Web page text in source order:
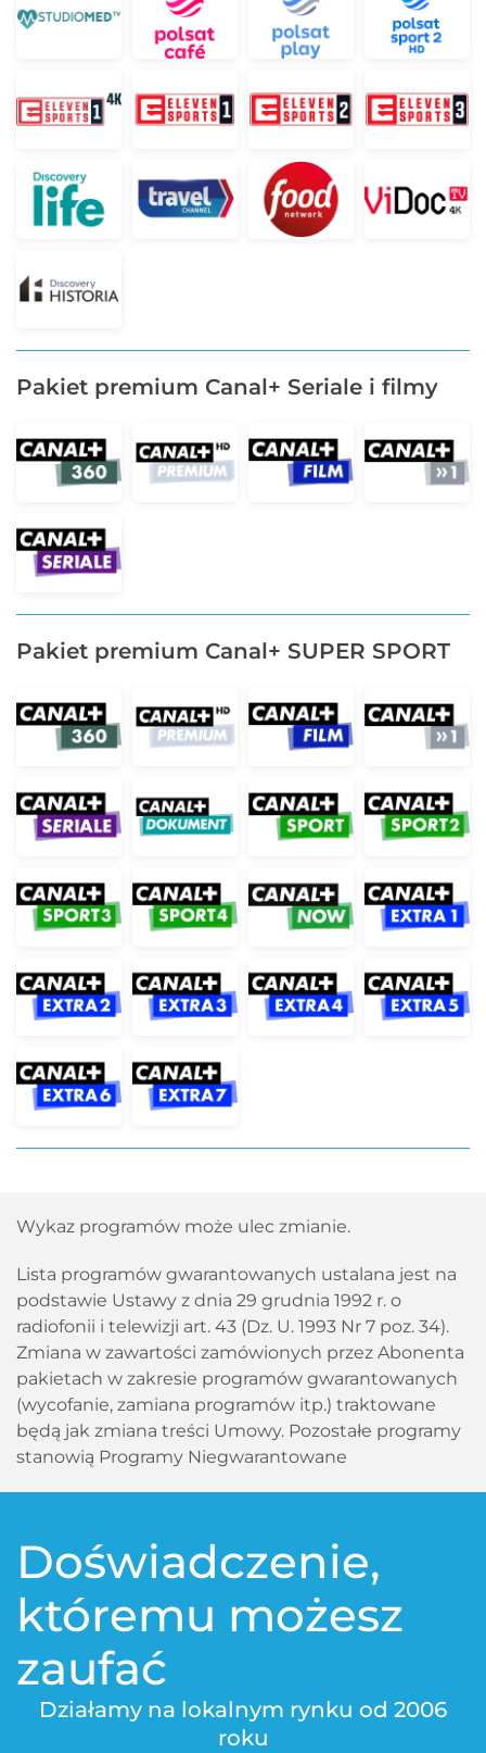
Pakiet premium Canal+ Seriale i filmy
Pakiet premium Canal+ SUPER SPORT
Wykaz programów może ulec zmianie.
Lista programów gwarantowanych ustalana jest na
podstawie Ustawy z dnia 29 grudnia 1992 r. o
radiofonii i telewizji art. 43 (Dz. U. 1993 Nr 7 poz. 34).
Zmiana w zawartości zamówionych przez Abonenta
pakietach w zakresie programów gwarantowanych
(wycofanie, zamiana programów itp.) traktowane
będą jak zmiana treści Umowy. Pozostałe programy
stanowią Programy Niegwarantowane
Doświadczenie,
któremu możesz
zaufać
Działamy na lokalnym rynku od 2006
roku